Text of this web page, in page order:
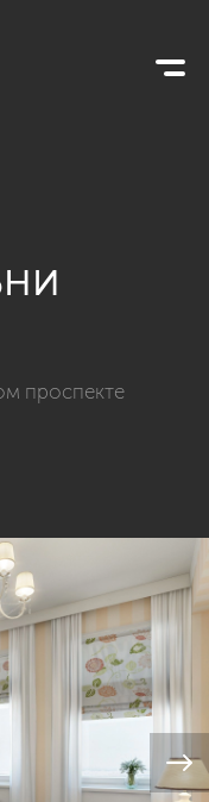
проспекте